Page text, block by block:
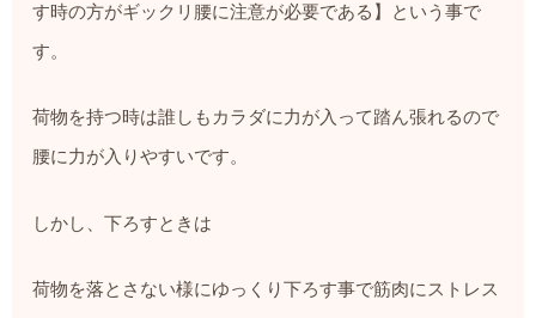
す時の方がギックリ腰に注意が必要である】という事で
す。
荷物を持つ時は誰しもカラダに力が入って踏ん張れるので
腰に力が入りやすいです。
しかし、下ろすときは
荷物を落とさない様にゆっくり下ろす事で筋肉にストレス